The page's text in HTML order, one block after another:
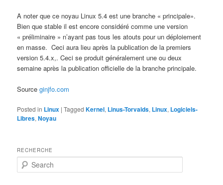
A noter que ce noyau Linux 5.4 est une branche « principale».
Bien que stable il est encore considéré comme une version
« préliminaire » n’ayant pas tous les atouts pour un déploiement
en masse. Ceci aura lieu après la publication de la premiers
version 5.4.x,. Ceci se produit généralement une ou deux
semaine après la publication officielle de la branche principale.
Sourceginjfo.com
Posted in Linux |Tagged Kernel, Linus-Torvalds, Linux, Logiciels-
Libres,Noyau
RECHERCHE
e